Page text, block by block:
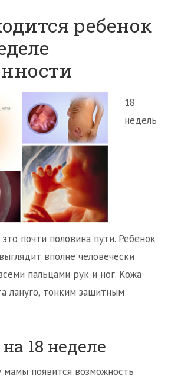
ребенок
18
недель
почти половина пути. Ребенок
вполне человечески
пальцами рук и ног. Кожа
лануго, тонким защитным
18 неделе
появится возможность